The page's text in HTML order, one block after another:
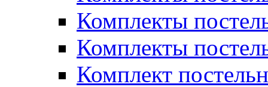
Комплекты
Комплекты
Комплект